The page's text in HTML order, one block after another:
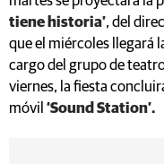
tiene historia’, del
que el miércoles llegará
cargo del grupo de
viernes, la fiesta
móvil ‘Sound Station’.